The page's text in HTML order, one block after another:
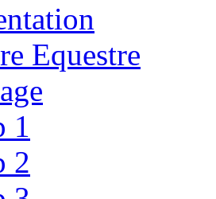
Equestre
1
2